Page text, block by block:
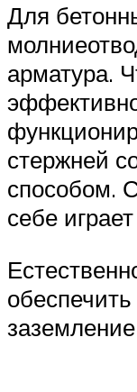
Для
арматура.
стержней
способом.
себе
заземление